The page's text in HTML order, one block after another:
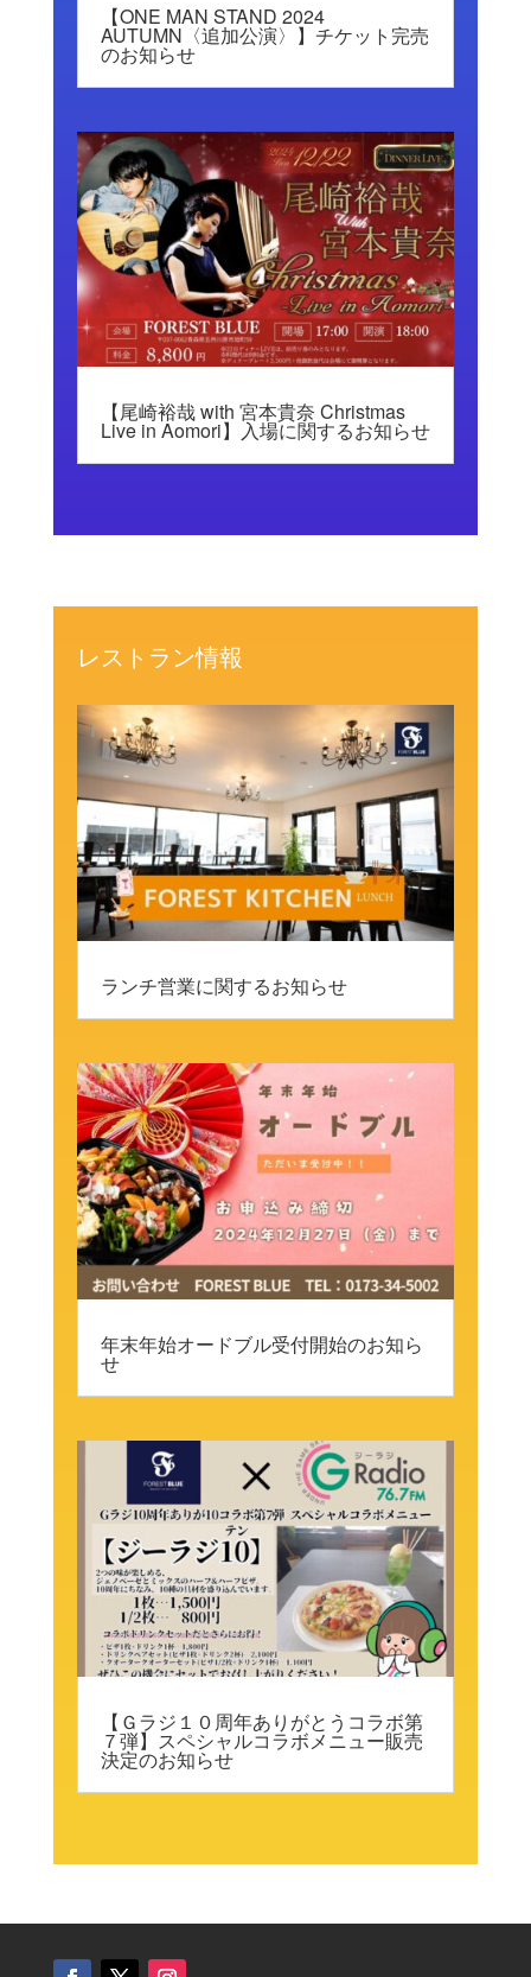
【ONE MAN STAND 2024
AUTUMN〈追加公演〉】チケット完売
のお知らせ
【尾崎裕哉 with 宮本貴奈 Christmas
Live in Aomori】入場に関するお知らせ
レストラン情報
ランチ営業に関するお知らせ
年末年始オードブル受付開始のお知ら
せ
【Ｇラジ１０周年ありがとうコラボ第
７弾】スペシャルコラボメニュー販売
決定のお知らせ